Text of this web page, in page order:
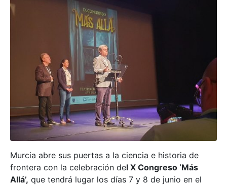
Murcia abre sus puertas a la ciencia e historia de
frontera con la celebración del X Congreso ‘Más
Allá’, que tendrá lugar los días 7 y 8 de junio en el